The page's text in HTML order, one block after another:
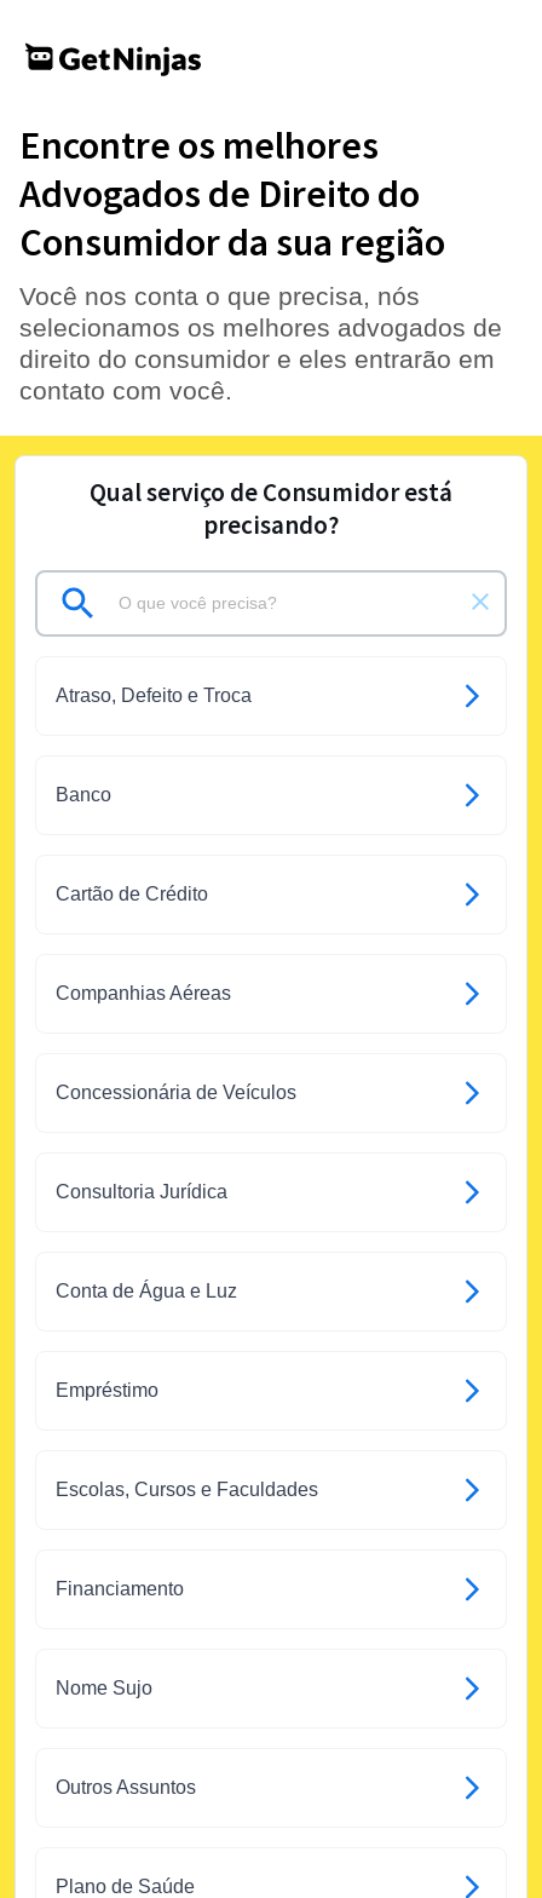
Encontre os melhores
Advogados de Direito do
Consumidor da sua região
Você nos conta o que precisa, nós
selecionamos os melhores advogados de
direito do consumidor e eles entrarão em
contato com você.
Qual serviço de Consumidor está
precisando?
Atraso, Defeito e Troca
Banco
Cartão de Crédito
Companhias Aéreas
Concessionária de Veículos
Consultoria Jurídica
Conta de Água e Luz
Empréstimo
Escolas, Cursos e Faculdades
Financiamento
Nome Sujo
Outros Assuntos
Plano de Saúde